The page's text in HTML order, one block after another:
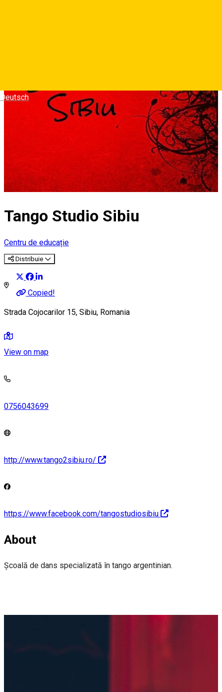
Deutsch
Tango Studio Sibiu
Centru de educație
Distribuie
Copied!
Strada Cojocarilor 15, Sibiu, Romania
View on map
0756043699
http://www.tango2sibiu.ro/
https://www.facebook.com/tangostudiosibiu
About
Școală de dans specializată în tango argentinian.